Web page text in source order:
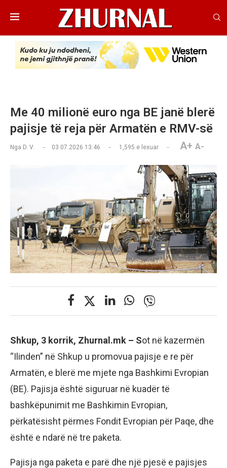
Me 40 milionë euro nga BE janë blerë
pajisje të reja për Armatën e RMV-së
Nga D. V. 03.07.2026 13:46 1,595 e lexuar A+ A-
Shkup, 3 korrik, Zhurnal.mk – Sot në kazermën
“Ilinden” në Shkup u promovua pajisje e re për
Armatën, e blerë me mjete nga Bashkimi Evropian
(BE). Pajisja është siguruar në kuadër të
bashkëpunimit me Bashkimin Evropian,
përkatësisht përmes Fondit Evropian për Paqe, dhe
është e ndarë në tre paketa.
Pajisja nga paketa e parë dhe një pjesë e pajisjes